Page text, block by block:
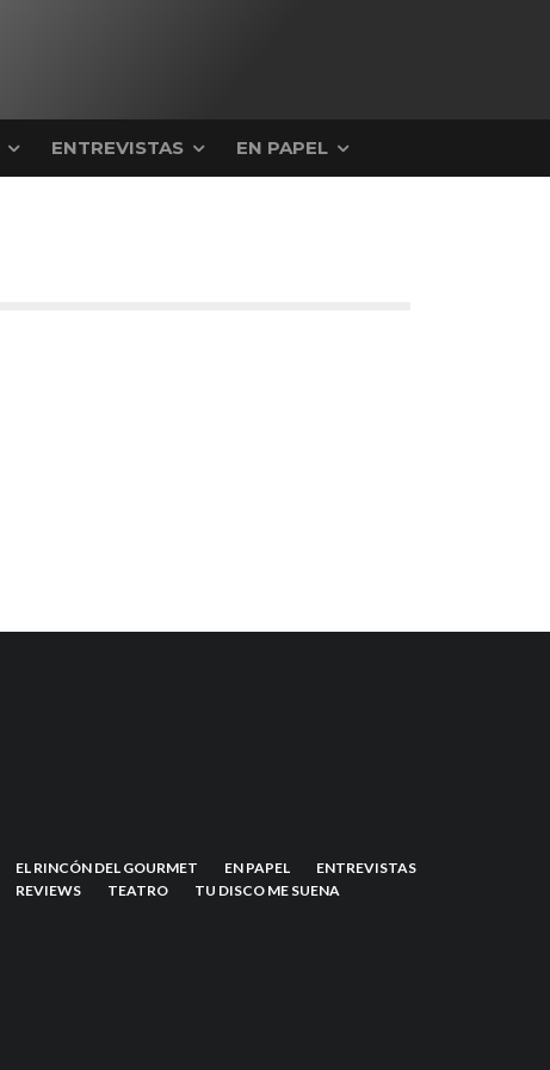
ENTREVISTAS EN PAPEL
EL RINCÓN DEL GOURMET EN PAPEL
ENTREVISTAS
REVIEWS TEATRO TU DISCO ME SUENA